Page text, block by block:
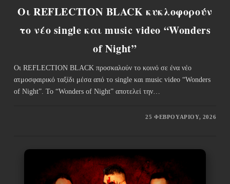
Οι REFLECTION BLACΚ κυκλοφορούν
το νέο single και music video “Wonders
of Night”
Οι REFLECTION BLACΚ προσκαλούν το κοινό σε ένα νέο
ατμοσφαιρικό ταξίδι μέσα από το single και music video “Wonders
of Night”. Το “Wonders of Night” αποτελεί την…
25 ΦΕΒΡΟΥΑΡΊΟΥ, 2026